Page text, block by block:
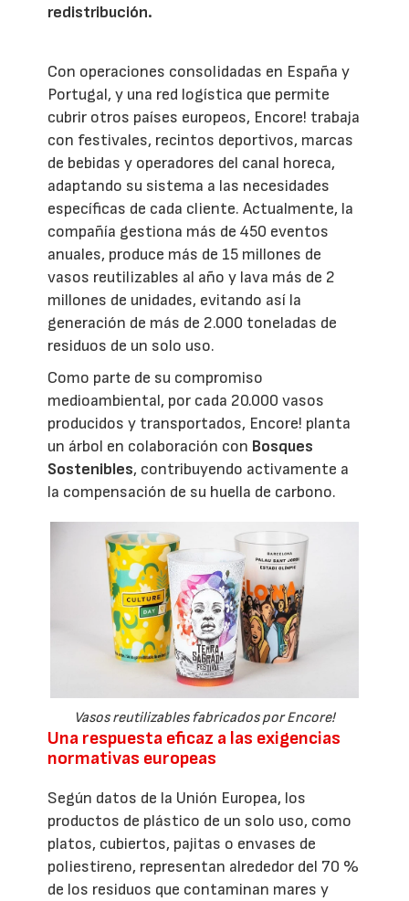
redistribución.
Con operaciones consolidadas en España y
Portugal, y una red logística que permite
cubrir otros países europeos, Encore! trabaja
con festivales, recintos deportivos, marcas
de bebidas y operadores del canal horeca,
adaptando su sistema a las necesidades
específicas de cada cliente. Actualmente, la
compañía gestiona más de 450 eventos
anuales, produce más de 15 millones de
vasos reutilizables al año y lava más de 2
millones de unidades, evitando así la
generación de más de 2.000 toneladas de
residuos de un solo uso.
Como parte de su compromiso
medioambiental, por cada 20.000 vasos
producidos y transportados, Encore! planta
un árbol en colaboración con Bosques
Sostenibles, contribuyendo activamente a
la compensación de su huella de carbono.
Vasos reutilizables fabricados por Encore!
Una respuesta eficaz a las exigencias
normativas europeas
Según datos de la Unión Europea, los
productos de plástico de un solo uso, como
platos, cubiertos, pajitas o envases de
poliestireno, representan alrededor del 70 %
de los residuos que contaminan mares y